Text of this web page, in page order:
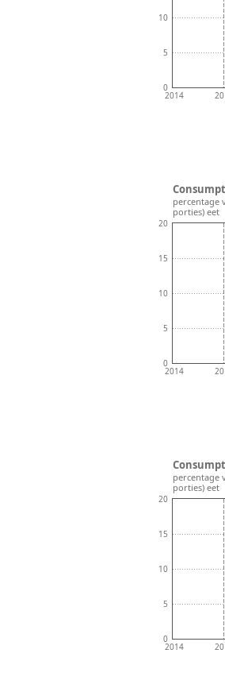
2014
0
5
10
2014
0
5
10
15
20
percentage
porties) eet
2014
0
5
10
15
20
percentage
porties) eet